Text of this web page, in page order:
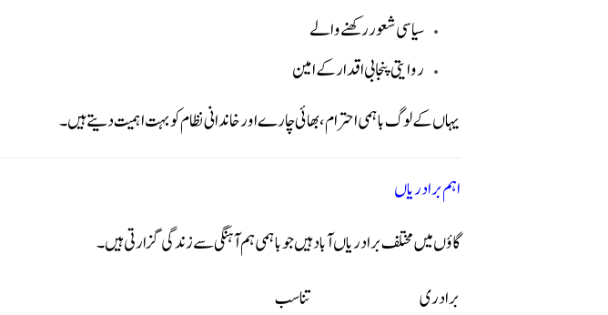
سیاسی شعور رکھنے والے
روایتی پنجابی اقدار کے امین
یہاں کے لوگ باہمی احترام، بھائی چارے اور خاندانی نظام کو بہت اہمیت دیتے ہیں۔
اہم برادریاں
گاؤں میں مختلف برادریاں آباد ہیں جو باہمی ہم آہنگی سے زندگی گزارتی ہیں۔
برادری
تناسب